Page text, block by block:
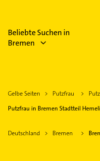
Beliebte Suchen in
Bremen
Gelbe Seiten Putzfrau
Putzfrau in Bremen Stadtteil
Deutschland Bremen